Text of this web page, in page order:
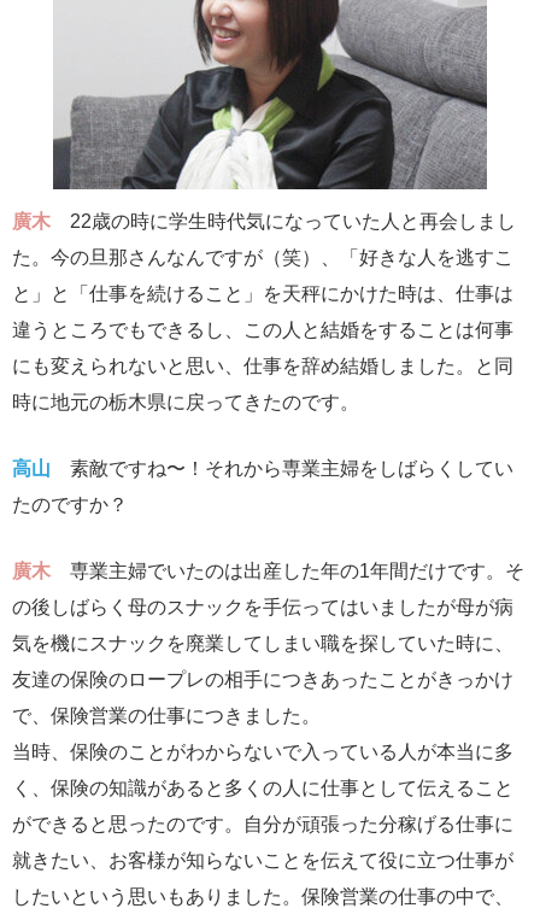
廣木
22歳の時に学生時代気になっていた人と再会しまし
た。今の旦那さんなんですが（笑）、「好きな人を逃すこ
と」と「仕事を続けること」を天秤にかけた時は、仕事は
違うところでもできるし、この人と結婚をすることは何事
にも変えられないと思い、仕事を辞め結婚しました。と同
時に地元の栃木県に戻ってきたのです。
高山
素敵ですね〜！それから専業主婦をしばらくしてい
たのですか？
廣木
専業主婦でいたのは出産した年の1年間だけです。そ
の後しばらく母のスナックを手伝ってはいましたが母が病
気を機にスナックを廃業してしまい職を探していた時に、
友達の保険のロープレの相手につきあったことがきっかけ
で、保険営業の仕事につきました。
当時、保険のことがわからないで入っている人が本当に多
く、保険の知識があると多くの人に仕事として伝えること
ができると思ったのです。自分が頑張った分稼げる仕事に
就きたい、お客様が知らないことを伝えて役に立つ仕事が
したいという思いもありました。保険営業の仕事の中で、